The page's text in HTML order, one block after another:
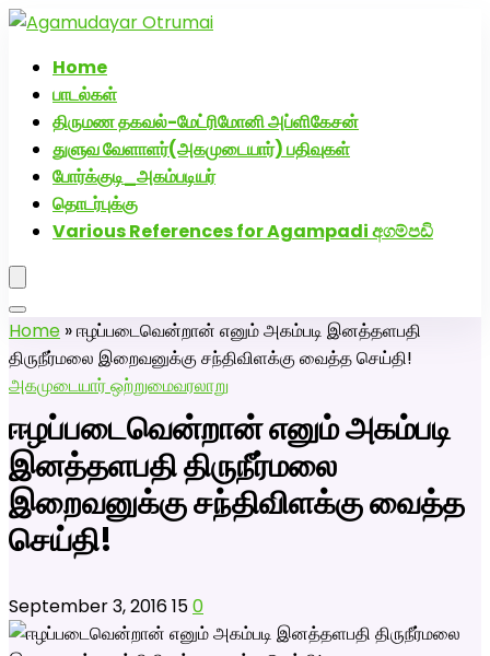
Home
பாடல்கள்
திருமண தகவல்-மேட்ரிமோனி அப்ளிகேசன்
துளுவ வேளாளர்(அகமுடையார்) பதிவுகள்
போர்க்குடி_அகம்படியர்
தொடர்புக்கு
Various References for Agampadi අගම්පඩි
Home »ஈழப்படைவென்றான் எனும் அகம்படி இனத்தளபதி
திருநீர்மலை இறைவனுக்கு சந்திவிளக்கு வைத்த செய்தி!
அகமுடையார் ஒற்றுமைவரலாறு
ஈழப்படைவென்றான் எனும் அகம்படி
இனத்தளபதி திருநீர்மலை
இறைவனுக்கு சந்திவிளக்கு வைத்த
செய்தி!
September 3, 2016150
அகமுடையார் திருமண வரன்களுக்கு அகமுடையார்மேட்ரி-